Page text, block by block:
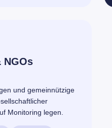
NGOs
und gemeinnützige
Monitoring legen.